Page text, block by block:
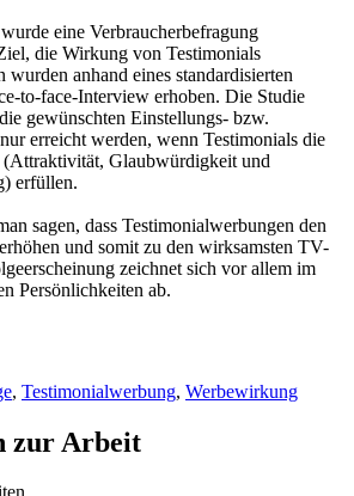
eine Verbraucherbefragung
die Wirkung von Testimonials
anhand eines standardisierten
to-face-Interview erhoben. Die Studie
gewünschten Einstellungs- bzw.
erreicht werden, wenn Testimonials die
(Attraktivität, Glaubwürdigkeit und
erfüllen.
sagen, dass Testimonialwerbungen den
und somit zu den wirksamsten TV-
zeichnet sich vor allem im
Persönlichkeiten ab.
, Testimonialwerbung, Werbewirkung
zur Arbeit